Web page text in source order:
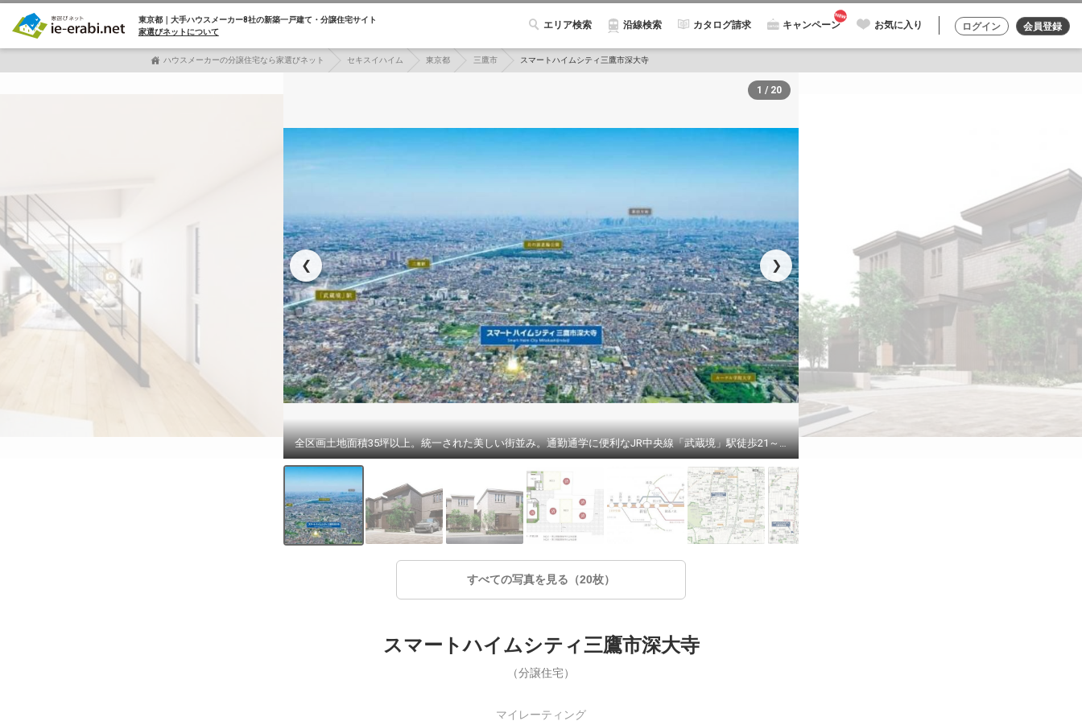
東京都｜大手ハウスメーカー8社の新築一戸建て・分譲住宅サイト
家選びネットについて
エリア検索 沿線検索 カタログ請求 キャンペーン お気に入り ログイン 会員登録
ハウスメーカーの分譲住宅なら家選びネット セキスイハイム 東京都 三鷹市 スマートハイムシティ三鷹市深大寺
❮
全区画土地面積35坪以上。統一された美しい街並み。通勤通学に便利なJR中央線「武蔵境」駅徒歩21～22分※掲載の空撮写真は2025年6月に撮影したものにCG処理を施したもので、実際とは異なる場合がございます。
❯
1 / 20
すべての写真を見る（20枚）
スマートハイムシティ三鷹市深大寺
（分譲住宅）
マイレーティング